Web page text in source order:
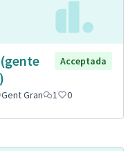
Acceptada
Gent Gran 1 0